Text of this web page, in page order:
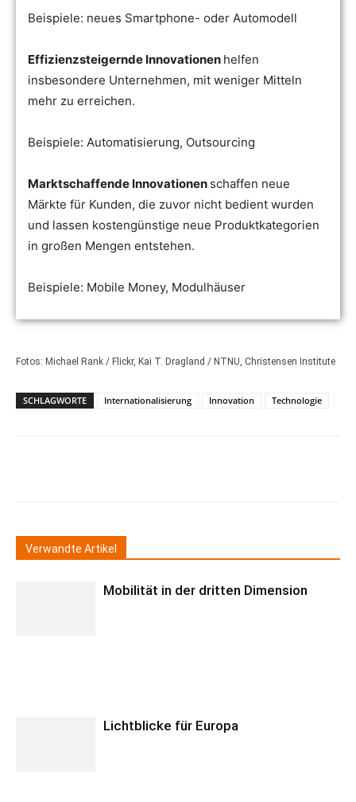
Beispiele: neues Smartphone- oder Automodell
Effizienzsteigernde Innovationen helfen
insbesondere Unternehmen, mit weniger Mitteln
mehr zu erreichen.
Beispiele: Automatisierung, Outsourcing
Marktschaffende Innovationen schaffen neue
Märkte für Kunden, die zuvor nicht bedient wurden
und lassen kostengünstige neue Produktkategorien
in großen Mengen entstehen.
Beispiele: Mobile Money, Modulhäuser
Fotos: Michael Rank / Flickr, Kai T. Dragland / NTNU, Christensen Institute
SCHLAGWORTE Internationalisierung Innovation Technologie
Verwandte Artikel
Mobilität in der dritten Dimension
Lichtblicke für Europa